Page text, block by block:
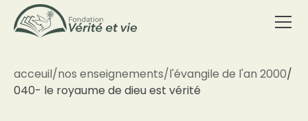
acceuil/nos enseignements/l'évangile de l'an 2000/
040- le royaume de dieu est vérité